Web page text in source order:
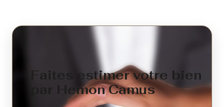
Faites estimer votre bien
par Hemon Camus